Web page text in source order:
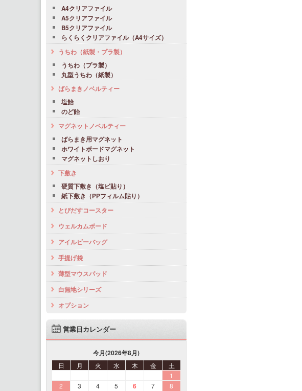
A4クリアファイル
A5クリアファイル
B5クリアファイル
らくらくクリアファイル（A4サイズ）
うちわ（紙製・プラ製）
うちわ（プラ製）
丸型うちわ（紙製）
ばらまきノベルティー
塩飴
のど飴
マグネットノベルティー
ばらまき用マグネット
ホワイトボードマグネット
マグネットしおり
下敷き
硬質下敷き（塩ビ貼り）
紙下敷き（PPフィルム貼り）
とびだすコースター
ウェルカムボード
アイルビーバッグ
手提げ袋
薄型マウスパッド
白無地シリーズ
オプション
営業日カレンダー
今月(2026年8月)
日 月 火 水 木 金
土
1
2
3 4 5 6 7
8